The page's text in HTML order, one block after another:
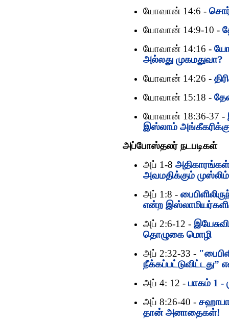
யோவான் 14:6 -
யோவான் 14:9-10 -
யோவான் 14:16 -
அல்லது முகமதுவா?
யோவான் 14:26 -
யோவான் 15:18 -
யோவான் 18:36-37 -
இஸ்லாம்
அப்போஸ்தலர் நடபடிகள்
அப் 1-8
அவமதிக்கும்
அப் 1:8 -
என்ற
அப் 2:6-12 -
தொழுகை மொழி
அப் 2:32-33 -
அப் 4: 12 - பாகம் 1 -
அப் 8:26-40 -
தான் அனாதைகள்!